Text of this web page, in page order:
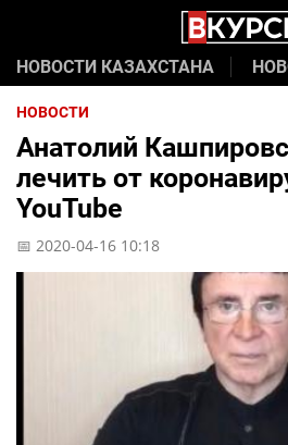
НОВОСТИ КАЗАХСТАНА
НОВОСТИ
Анатолий
лечить от
YouTube
📅 2020-04-16 10:18